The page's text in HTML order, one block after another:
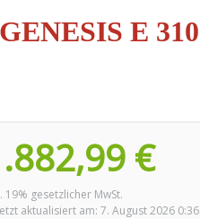
E 310
€
19% gesetzlicher MwSt.
aktualisiert am: 7. August 2026 0:36